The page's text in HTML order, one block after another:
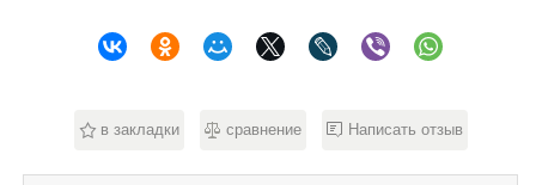
в закладки сравнение Написать отзыв